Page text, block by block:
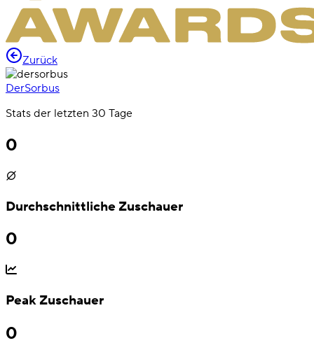
Zurück
DerSorbus
Stats der letzten 30 Tage
0
Durchschnittliche Zuschauer
0
Peak Zuschauer
0